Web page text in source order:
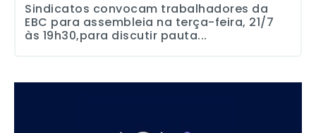
Sindicatos convocam trabalhadores da
EBC para assembleia na terça-feira, 21/7
às 19h30,para discutir pauta...